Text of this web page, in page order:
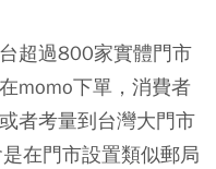
超過800家實體門市
momo下單，消費者
者考量到台灣大門市
在門市設置類似郵局